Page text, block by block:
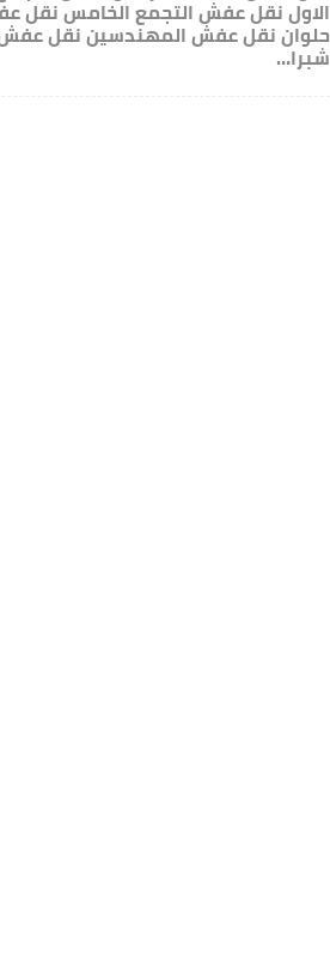
الاول نقل عفش التجمع الخامس نقل
حلوان نقل عفش المهندسين نقل
شبرا…